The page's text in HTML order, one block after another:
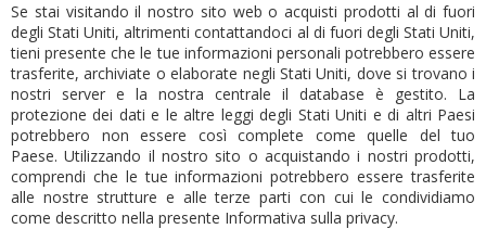
Se stai visitando il nostro sito web o acquisti prodotti al di fuori
degli Stati Uniti, altrimenti contattandoci al di fuori degli Stati Uniti,
tieni presente che le tue informazioni personali potrebbero essere
trasferite, archiviate o elaborate negli Stati Uniti, dove si trovano i
nostri server e la nostra centrale il database è gestito.
La
protezione dei dati e le altre leggi degli Stati Uniti e di altri Paesi
potrebbero non essere così complete come quelle del tuo
Paese. Utilizzando il nostro sito o acquistando i nostri prodotti,
comprendi che le tue informazioni potrebbero essere trasferite
alle nostre strutture e alle terze parti con cui le condividiamo
come descritto nella presente Informativa sulla privacy.